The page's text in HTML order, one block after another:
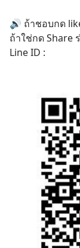
🔊 ถ้าชอบกด
ถ้าใช่กด Share
Line ID :